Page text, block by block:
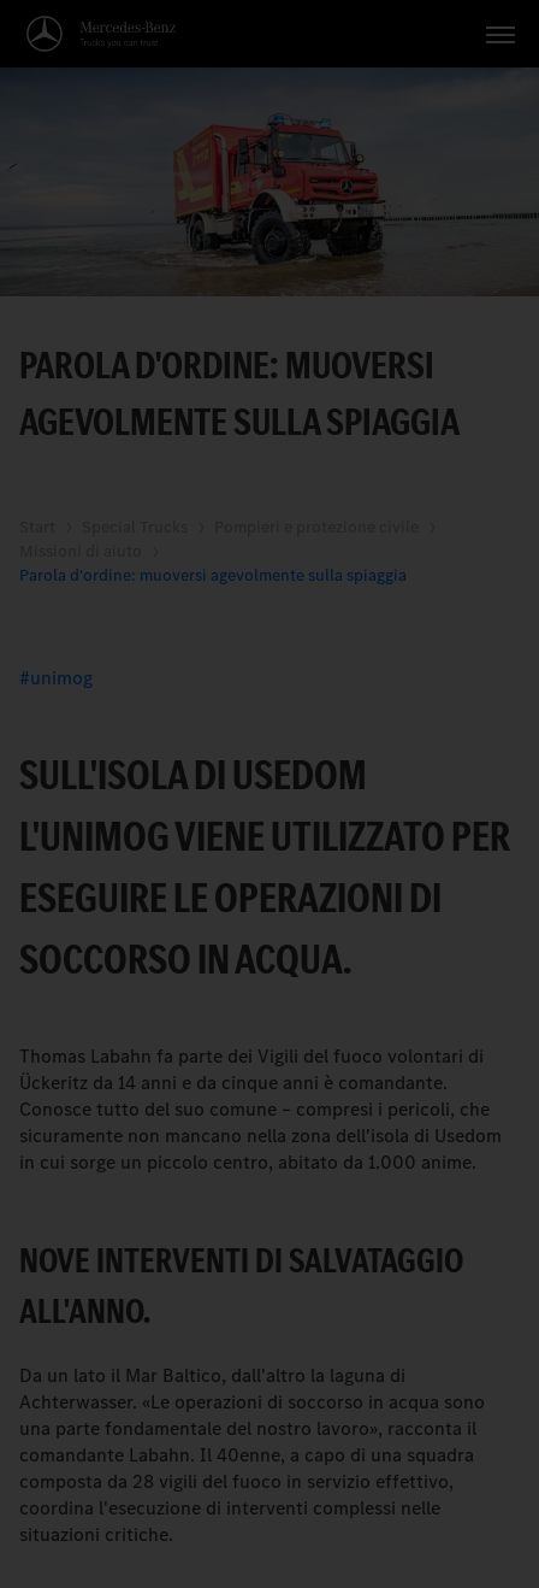
Applicazioni
Italiano
PAROLA D'ORDINE: MUOVERSI
AGEVOLMENTE SULLA SPIAGGIA
Parola d'ordine: muoversi agevolmente sulla spiaggia
unimog
SULL'ISOLA DI USEDOM
L'UNIMOG VIENE UTILIZZATO PER
ESEGUIRE LE OPERAZIONI DI
SOCCORSO IN ACQUA.
Thomas Labahn fa parte dei Vigili del fuoco volontari di
Ückeritz da 14 anni e da cinque anni è comandante.
Conosce tutto del suo comune – compresi i pericoli, che
sicuramente non mancano nella zona dell'isola di Usedom
in cui sorge un piccolo centro, abitato da 1.000 anime.
NOVE INTERVENTI DI SALVATAGGIO
ALL'ANNO.
Da un lato il Mar Baltico, dall'altro la laguna di
Achterwasser. «Le operazioni di soccorso in acqua sono
una parte fondamentale del nostro lavoro», racconta il
comandante Labahn. Il 40enne, a capo di una squadra
composta da 28 vigili del fuoco in servizio effettivo,
coordina l'esecuzione di interventi complessi nelle
situazioni critiche.